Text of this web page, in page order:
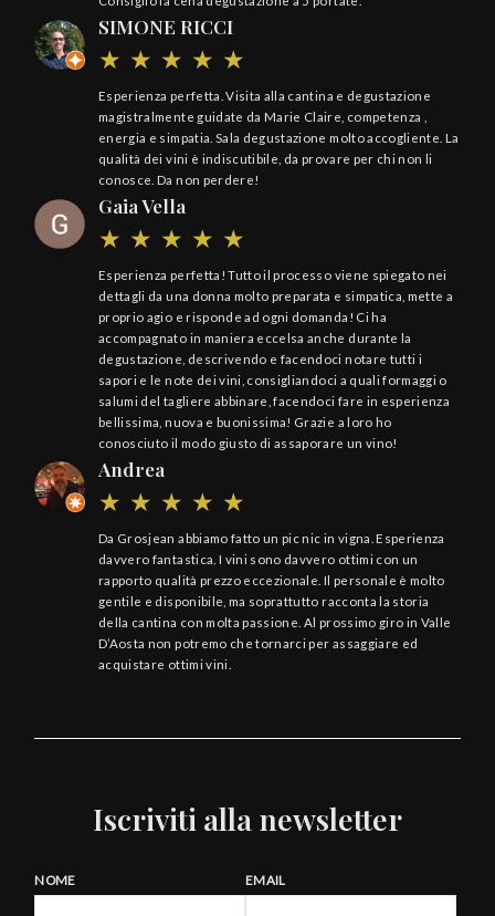
SIMONE RICCI
Esperienza perfetta. Visita alla cantina e degustazione
magistralmente guidate da Marie Claire, competenza ,
energia e simpatia. Sala degustazione molto accogliente. La
qualità dei vini è indiscutibile, da provare per chi non li
conosce. Da non perdere!
Gaia Vella
Esperienza perfetta! Tutto il processo viene spiegato nei
dettagli da una donna molto preparata e simpatica, mette a
proprio agio e risponde ad ogni domanda! Ci ha
accompagnato in maniera eccelsa anche durante la
degustazione, descrivendo e facendoci notare tutti i
sapori e le note dei vini, consigliandoci a quali formaggi o
salumi del tagliere abbinare, facendoci fare in esperienza
bellissima, nuova e buonissima! Grazie a loro ho
conosciuto il modo giusto di assaporare un vino!
Andrea
Da Grosjean abbiamo fatto un pic nic in vigna. Esperienza
davvero fantastica. I vini sono davvero ottimi con un
rapporto qualità prezzo eccezionale. Il personale è molto
gentile e disponibile, ma soprattutto racconta la storia
della cantina con molta passione. Al prossimo giro in Valle
D’Aosta non potremo che tornarci per assaggiare ed
acquistare ottimi vini.
Iscriviti alla newsletter
NOME EMAIL